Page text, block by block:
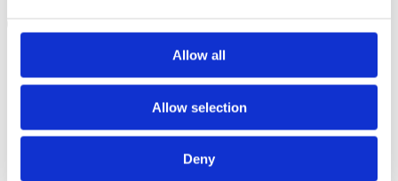
Allow all
Allow selection
Deny
Simultaneous Translation
Onsite Interpreting